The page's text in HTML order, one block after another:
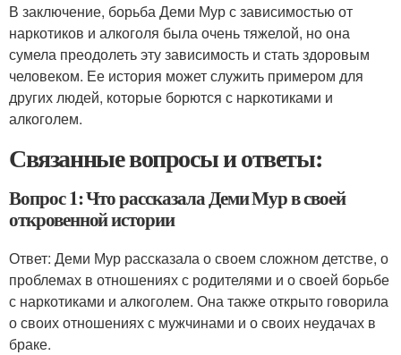
В заключение, борьба Деми Мур с зависимостью от
наркотиков и алкоголя была очень тяжелой, но она
сумела преодолеть эту зависимость и стать здоровым
человеком. Ее история может служить примером для
других людей, которые борются с наркотиками и
алкоголем.
Связанные вопросы и ответы:
Вопрос 1: Что рассказала Деми Мур в своей
откровенной истории
Ответ: Деми Мур рассказала о своем сложном детстве, о
проблемах в отношениях с родителями и о своей борьбе
с наркотиками и алкоголем. Она также открыто говорила
о своих отношениях с мужчинами и о своих неудачах в
браке.